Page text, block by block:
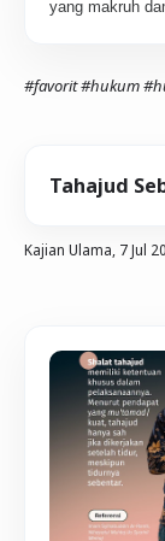
yang makruh
#favorit#hukum
Tahajud
Kajian Ulama, 7 Jul